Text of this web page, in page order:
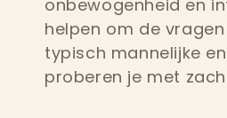
l
l
onbewogenheid en
helpen om de
typisch mannelijke
proberen je met